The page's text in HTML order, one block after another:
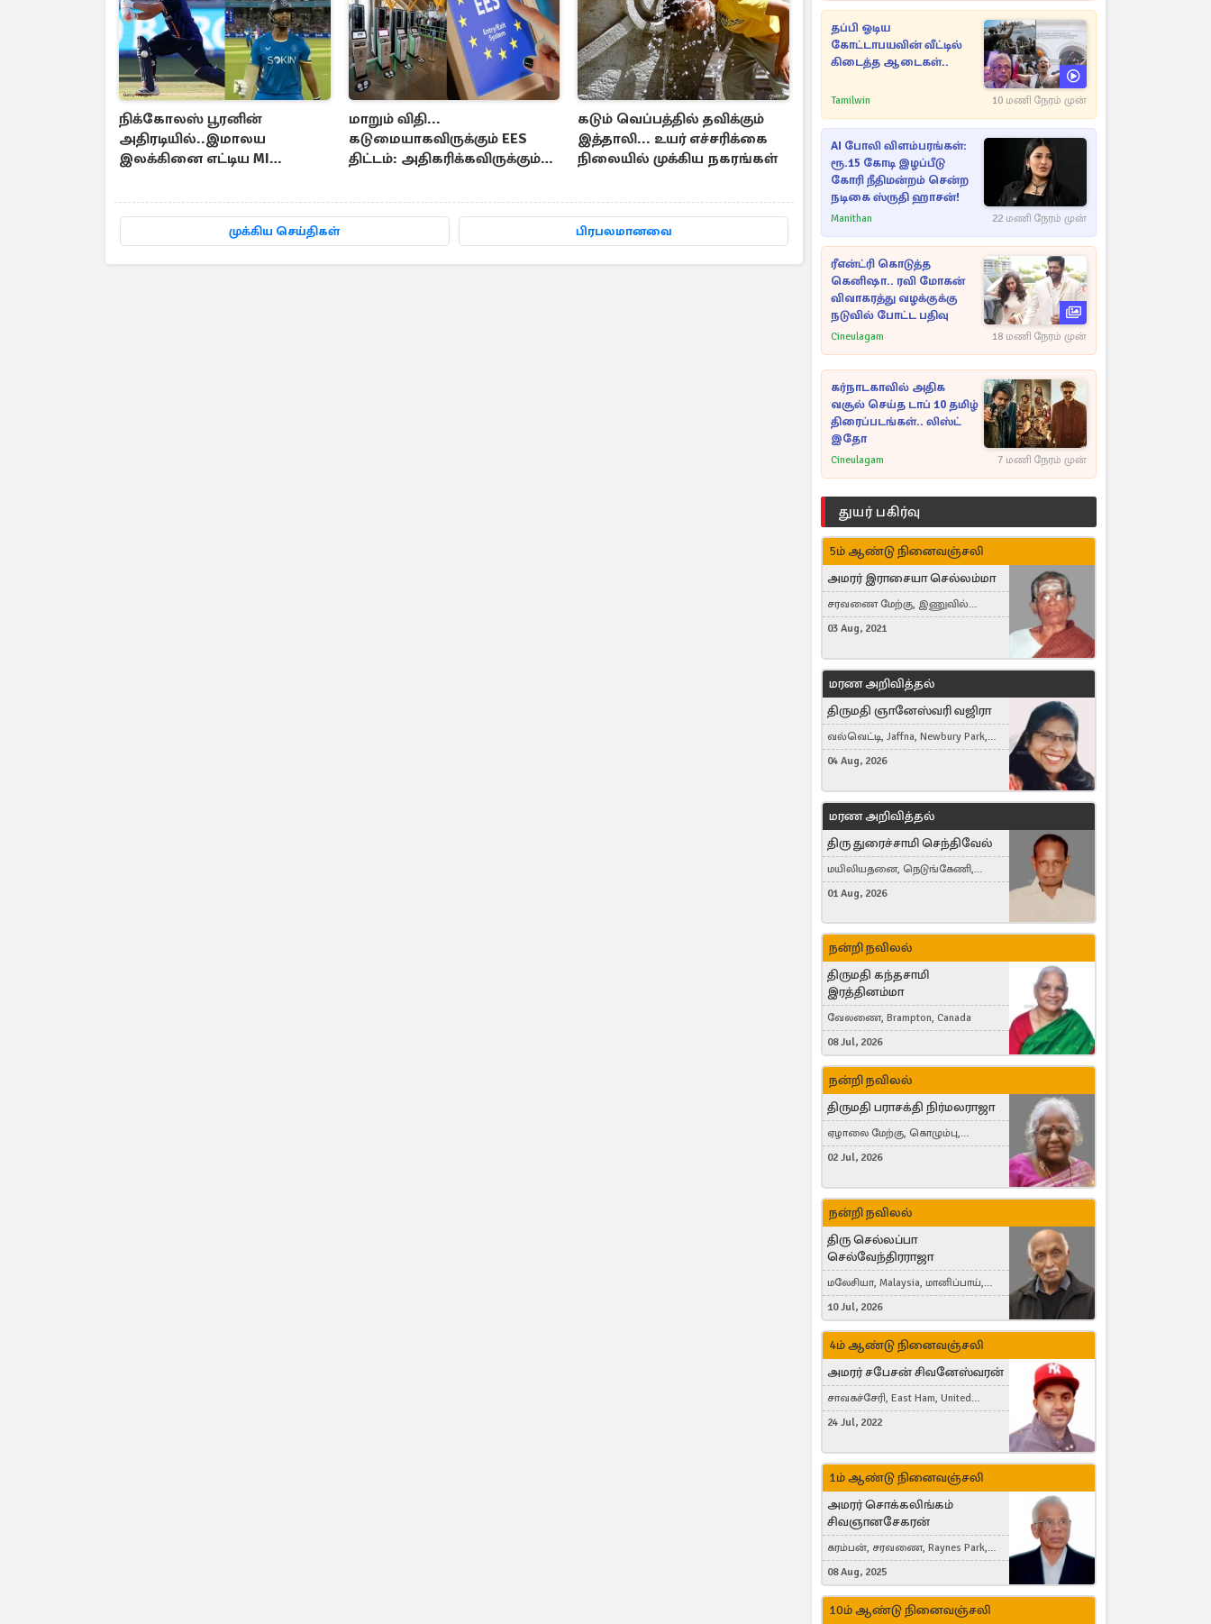
நிக்கோலஸ் பூரனின்
அதிரடியில்..இமாலய
இலக்கினை எட்டிய MI
மாறும் விதி...
கடுமையாகவிருக்கும் EES
திட்டம்: அதிகரிக்கவிருக்கும்
கடும் வெப்பத்தில் தவிக்கும்
இத்தாலி... உயர் எச்சரிக்கை
நிலையில் முக்கிய நகரங்கள்
முக்கிய செய்திகள் பிரபலமானவை
தப்பி ஓடிய
கோட்டாபயவின் வீட்டில்
கிடைத்த ஆடைகள்..
Tamilwin 10 மணி நேரம் முன்
AI போலி விளம்பரங்கள்:
ரூ.15 கோடி இழப்பீடு
கோரி நீதிமன்றம் சென்ற
நடிகை ஸ்ருதி ஹாசன்!
Manithan 22 மணி நேரம் முன்
ரீஎன்ட்ரி கொடுத்த
கெனிஷா.. ரவி மோகன்
விவாகரத்து வழக்குக்கு
நடுவில் போட்ட பதிவு
Cineulagam 18 மணி நேரம் முன்
கர்நாடகாவில் அதிக
வசூல் செய்த டாப் 10 தமிழ்
திரைப்படங்கள்.. லிஸ்ட்
இதோ
Cineulagam 7 மணி நேரம் முன்
துயர் பகிர்வு
5ம் ஆண்டு நினைவஞ்சலி
அமரர் இராசையா செல்லம்மா
சரவணை மேற்கு, இணுவில்
கிழக்கு
03 Aug, 2021
மரண அறிவித்தல்
திருமதி ஞானேஸ்வரி வஜிரா
வல்வெட்டி, Jaffna, Newbury Park,
United Kingdom
04 Aug, 2026
மரண அறிவித்தல்
திரு துரைச்சாமி செந்திவேல்
மயிலியதனை, நெடுங்கேணி,
கம்பர்மலை
01 Aug, 2026
நன்றி நவிலல்
திருமதி கந்தசாமி
இரத்தினம்மா
வேலணை, Brampton, Canada
08 Jul, 2026
நன்றி நவிலல்
திருமதி பராசக்தி நிர்மலராஜா
ஏழாலை மேற்கு, கொழும்பு,
தங்காலை, London, United Kingdom
02 Jul, 2026
நன்றி நவிலல்
திரு செல்லப்பா
செல்வேந்திரராஜா
மலேசியா, Malaysia, மானிப்பாய்,
Duisburg, Germany, London, United
Kingdom
10 Jul, 2026
4ம் ஆண்டு நினைவஞ்சலி
அமரர் சபேசன் சிவனேஸ்வரன்
சாவகச்சேரி, East Ham, United
Kingdom
24 Jul, 2022
1ம் ஆண்டு நினைவஞ்சலி
அமரர் சொக்கலிங்கம்
சிவஞானசேகரன்
கரம்பன், சரவணை, Raynes Park,
London, United Kingdom
08 Aug, 2025
10ம் ஆண்டு நினைவஞ்சலி